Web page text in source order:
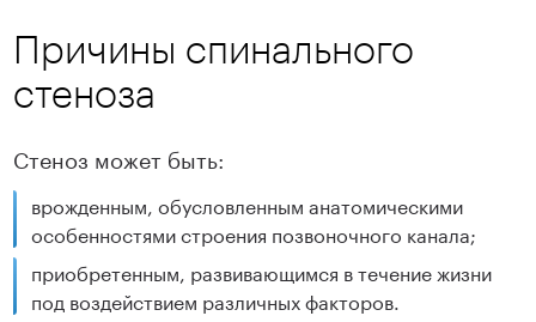
Причины спинального
стеноза
Стеноз может быть:
врожденным, обусловленным анатомическими
особенностями строения позвоночного канала;
приобретенным, развивающимся в течение жизни
под воздействием различных факторов.